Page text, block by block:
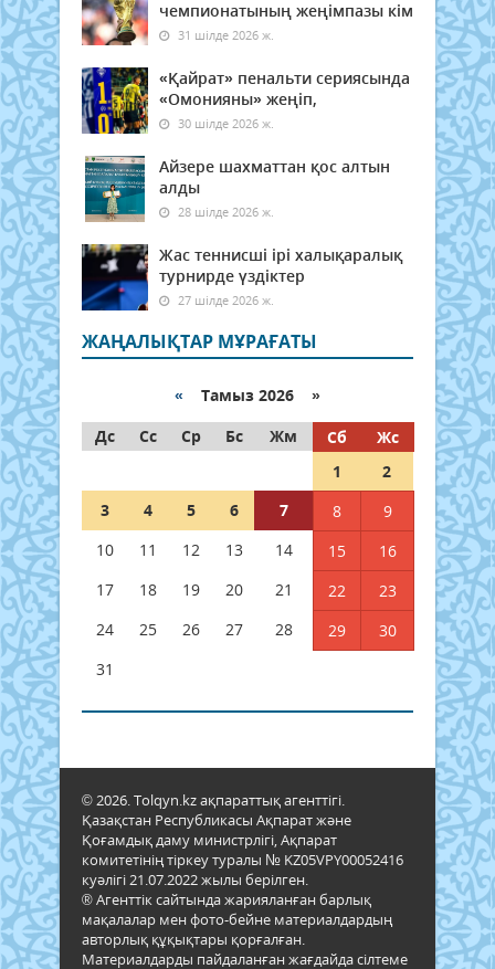
чемпионатының жеңімпазы кім
31 шілде 2026 ж.
«Қайрат» пенальти сериясында
«Омонияны» жеңіп,
30 шілде 2026 ж.
Айзере шахматтан қос алтын
алды
28 шілде 2026 ж.
Жас теннисші ірі халықаралық
турнирде үздіктер
27 шілде 2026 ж.
ЖАҢАЛЫҚТАР МҰРАҒАТЫ
« Тамыз 2026 »
Дс
Сс Ср Бс Жм Сб
Жс
1
2
3
4 5 6 7 8
9
10
11 12 13 14 15
16
17
18 19 20 21 22
23
24
25 26 27 28 29
30
31
© 2026. Tolqyn.kz ақпараттық агенттігі.
Қазақстан Республикасы Ақпарат және
Қоғамдық даму министрлігі, Ақпарат
комитетінің тіркеу туралы № KZ05VPY00052416
куәлігі 21.07.2022 жылы берілген.
® Агенттік сайтында жарияланған барлық
мақалалар мен фото-бейне материалдардың
авторлық құқықтары қорғалған.
Материалдарды пайдаланған жағдайда сілтеме